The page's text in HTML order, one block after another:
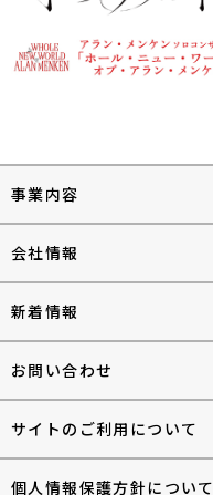
事業内容
会社情報
新着情報
お問い合わせ
サイトのご利用について
個人情報保護方針について